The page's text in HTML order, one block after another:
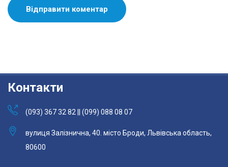
Контакти
(093) 367 32 82 || (099) 088 08 07
вулиця Залізнична, 40. місто Броди, Львівська область,
80600